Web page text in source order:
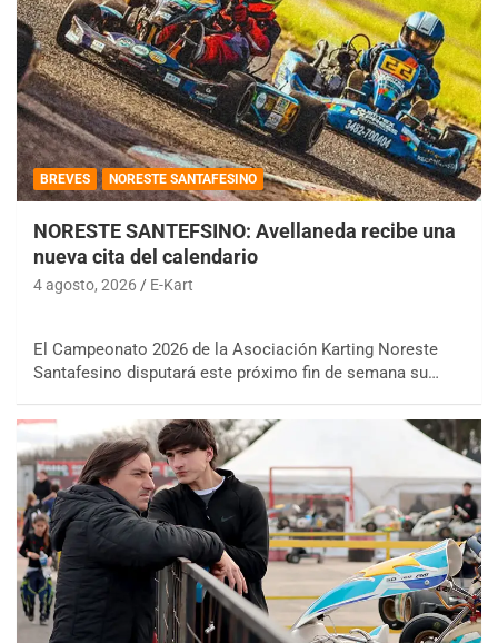
BREVES NORESTE SANTAFESINO
NORESTE SANTEFSINO: Avellaneda recibe una
nueva cita del calendario
4 agosto, 2026 E-Kart
El Campeonato 2026 de la Asociación Karting Noreste
Santafesino disputará este próximo fin de semana su…